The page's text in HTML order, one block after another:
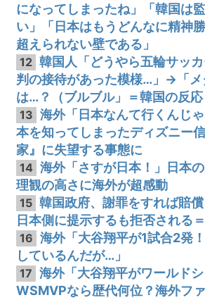
になってしまったね」「韓国は
い」「日本はもうどんなに精神
超えられない壁である」
12 韓国人「どうやら五輪サッ
判の接待があった模様…」→「メ
は…？（ブルブル」＝韓国の反応
13 海外「日本なんて行くんじ
本を知ってしまったディズニー
家』に失望する事態に
14 海外「さすが日本！」日本
理観の高さに海外が超感動
15 韓国政府、謝罪をすれば賠
日本側に提示するも拒否される
16 海外「大谷翔平が1試合2発
しているんだが…」
17 海外「大谷翔平がワールド
WSMVPなら歴代何位？海外フ